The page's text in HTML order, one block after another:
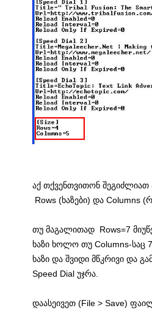
აქ თქვენთვითონ
Rows (ხაზები) და Columns
თუ მაგალითად Rows=7
ხაზი ხოლო თუ Columns-საც
ხაზი და შვიდი მწკრივი და
Speed Dial უჯრა.
დაასეივეთ (File > Save)